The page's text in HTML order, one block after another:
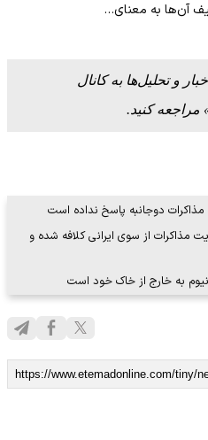
آن‌ها به معنای…
و تحلیل‌ها به کانال
مراجعه کنید.
مذاکرات دوجانبه پاسخ نداده است
مذاکرات از سوی ایرانی کلافه شده و
به خارج از خاک خود است